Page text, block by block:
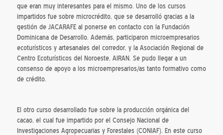
que eran muy interesantes para el mismo. Uno de los cursos
impartidos fue sobre microcrédito, que se desarrolló gracias a la
gestión de JACARAFE al ponerse en contacto con la Fundación
Dominicana de Desarrollo. Además, participaron microempresarios
ecoturísticos y artesanales del corredor, y la Asociación Regional de
Centro Ecoturísticos del Noroeste, AIRAN. Se pudo llegar a un
consenso de apoyo a los microempresarios/as tanto formativo como
de crédito.
El otro curso desarrollado fue sobre la producción orgánica del
cacao, el cual fue impartido por el Consejo Nacional de
Investigaciones Agropecuarias y Forestales (CONIAF). En este curso